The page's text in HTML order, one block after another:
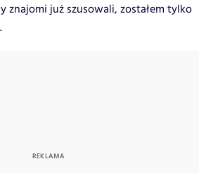
znajomi już szusowali, zostałem tylko